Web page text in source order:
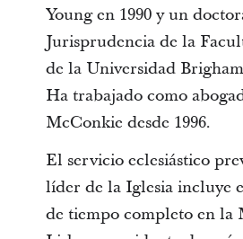
Young en 1990 y un
Jurisprudencia de la
de la Universidad
Ha trabajado como
McConkie desde 1996.
El servicio eclesiástico
líder de la Iglesia incluye
de tiempo completo en la